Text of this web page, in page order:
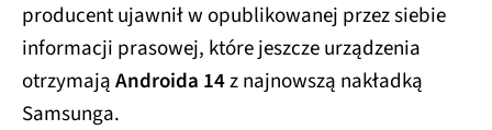
producent ujawnił w opublikowanej przez siebie
informacji prasowej, które jeszcze urządzenia
otrzymająAndroida 14z najnowszą nakładką
Samsunga.